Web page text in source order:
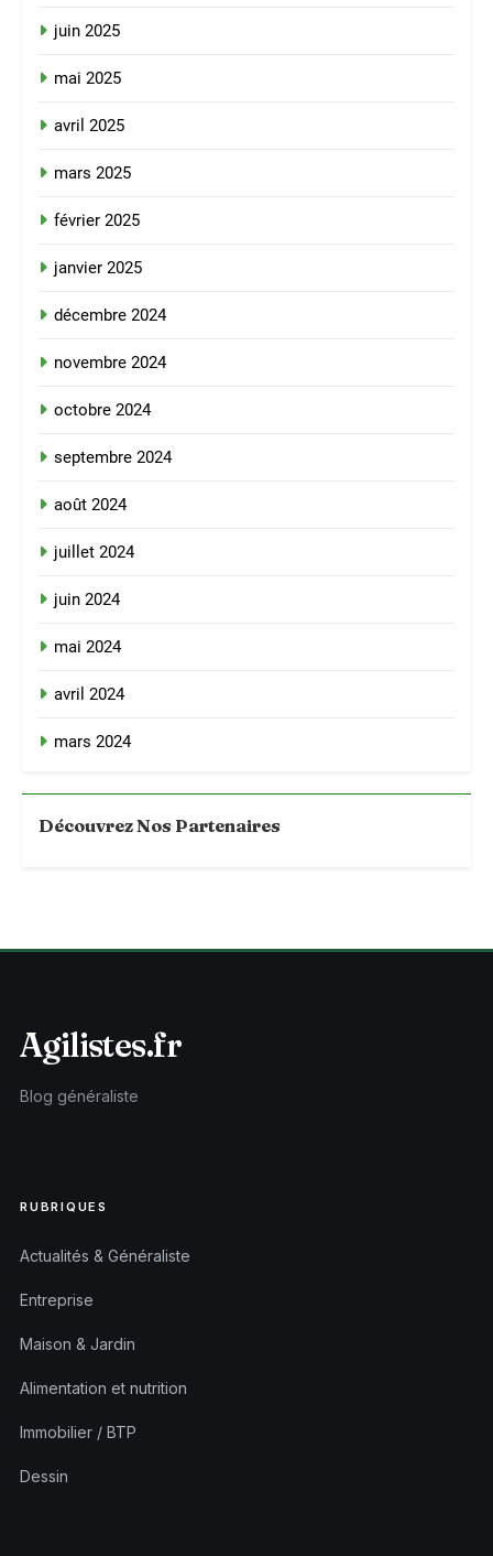
juin 2025
mai 2025
avril 2025
mars 2025
février 2025
janvier 2025
décembre 2024
novembre 2024
octobre 2024
septembre 2024
août 2024
juillet 2024
juin 2024
mai 2024
avril 2024
mars 2024
Découvrez Nos Partenaires
Agilistes.fr
Blog généraliste
RUBRIQUES
Actualités & Généraliste
Entreprise
Maison & Jardin
Alimentation et nutrition
Immobilier / BTP
Dessin